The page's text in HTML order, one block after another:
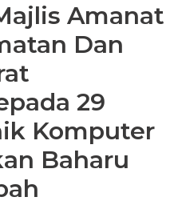
Amanat
Dan
29
Komputer
Baharu